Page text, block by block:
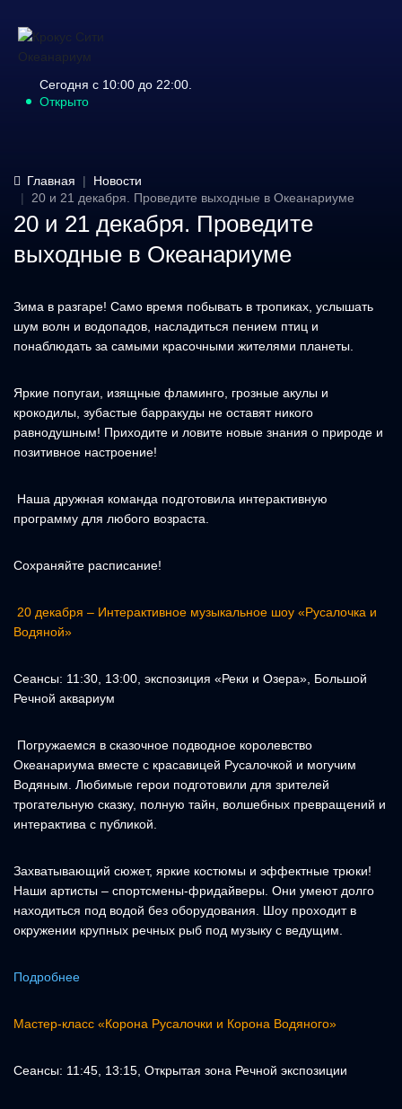
Сегодня с 10:00 до 22:00.
Открыто
Главная
Новости
20 и 21 декабря. Проведите выходные в Океанариуме
20 и 21 декабря. Проведите
выходные в Океанариуме
Зима в разгаре! Само время побывать в тропиках, услышать
шум волн и водопадов, насладиться пением птиц и
понаблюдать за самыми красочными жителями планеты.
Яркие попугаи, изящные фламинго, грозные акулы и
крокодилы, зубастые барракуды не оставят никого
равнодушным! Приходите и ловите новые знания о природе и
позитивное настроение!
Наша дружная команда подготовила интерактивную
программу для любого возраста.
Сохраняйте расписание!
20 декабря – Интерактивное музыкальное шоу «Русалочка и
Водяной»
Сеансы: 11:30, 13:00, экспозиция «Реки и Озера», Большой
Речной аквариум
Погружаемся в сказочное подводное королевство
Океанариума вместе с красавицей Русалочкой и могучим
Водяным. Любимые герои подготовили для зрителей
трогательную сказку, полную тайн, волшебных превращений и
интерактива с публикой.
Захватывающий сюжет, яркие костюмы и эффектные трюки!
Наши артисты – спортсмены-фридайверы. Они умеют долго
находиться под водой без оборудования. Шоу проходит в
окружении крупных речных рыб под музыку с ведущим.
Подробнее
Мастер-класс «Корона Русалочки и Корона Водяного»
Сеансы: 11:45, 13:15, Открытая зона Речной экспозиции